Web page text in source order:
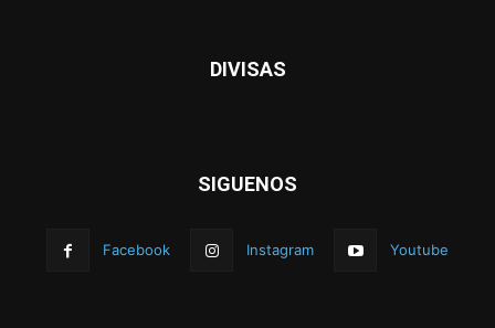
DIVISAS
SIGUENOS
Facebook Instagram Youtube